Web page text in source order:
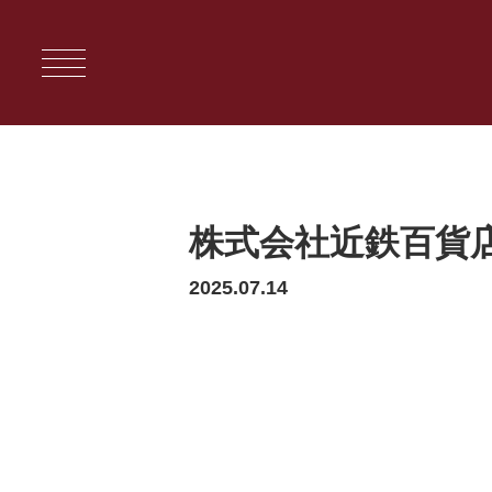
株式会社近鉄百貨
2025.07.14